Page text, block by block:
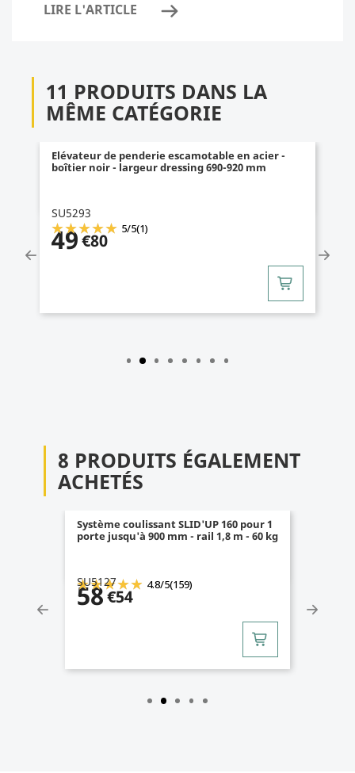
LIRE L'ARTICLE
11 PRODUITS DANS LA
MÊME CATÉGORIE
Elévateur de penderie escamotable en acier -
boîtier noir - largeur dressing 690-920 mm
SU5293
5/5(1)
49€80
8 PRODUITS ÉGALEMENT
ACHETÉS
Système coulissant SLID'UP 160 pour 1
porte jusqu'à 900 mm - rail 1,8 m - 60 kg
SU5127 4.8/5(159)
58€54